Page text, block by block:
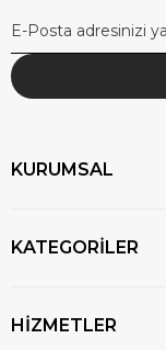
KURUMSAL
KATEGORİLER
HİZMETLER